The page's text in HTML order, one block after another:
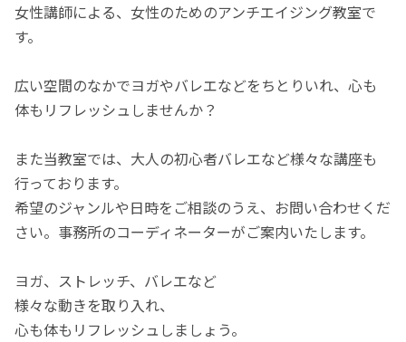
女性講師による、女性のためのアンチエイジング教室で
す。
広い空間のなかでヨガやバレエなどをちとりいれ、心も
体もリフレッシュしませんか？
また当教室では、大人の初心者バレエなど様々な講座も
行っております。
希望のジャンルや日時をご相談のうえ、お問い合わせくだ
さい。事務所のコーディネーターがご案内いたします。
ヨガ、ストレッチ、バレエなど
様々な動きを取り入れ、
心も体もリフレッシュしましょう。